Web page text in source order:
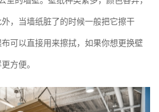
，当墙纸脏了的时候一般把它擦干
可以直接用来擦拭，如果你想更换壁
方便。